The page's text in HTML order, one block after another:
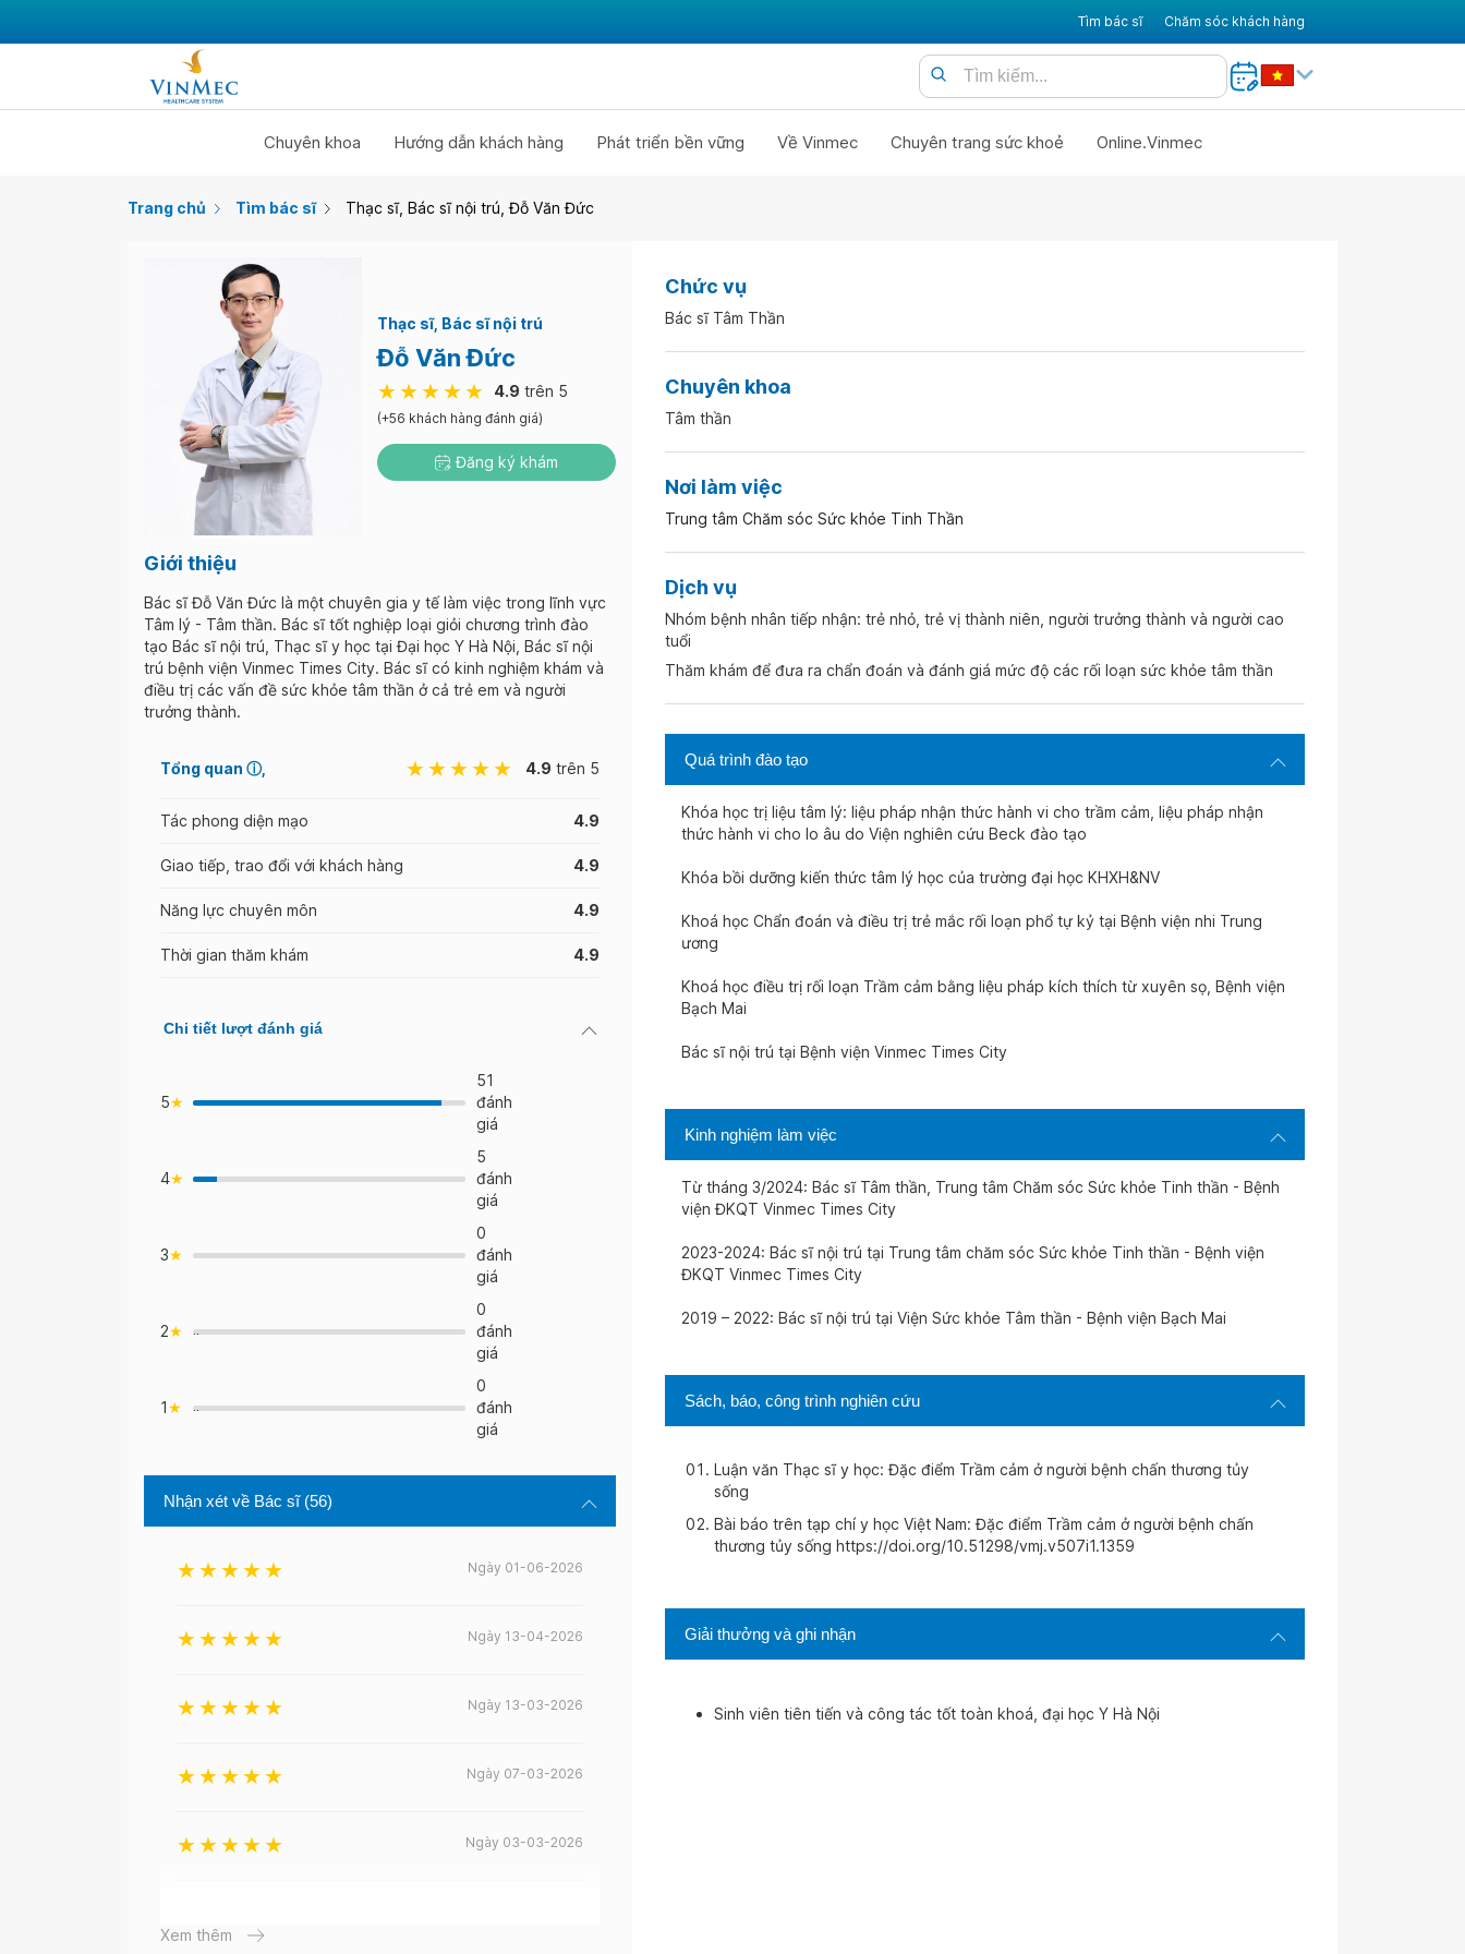
Tìm bác sĩ Chăm sóc khách hàng
Chuyên khoa Hướng dẫn khách hàng Phát triển bền vững Về Vinmec Chuyên trang sức khoẻ Online.Vinmec
Trang chủ Tìm bác sĩ Thạc sĩ, Bác sĩ nội trú, Đỗ Văn Đức
Thạc sĩ Bác sĩ nội trú
Đỗ Văn Đức
4.9 trên 5
(+56 khách hàng đánh giá)
Đăng ký khám
Giới thiệu
Bác sĩ Đỗ Văn Đức là một chuyên gia y tế làm việc trong lĩnh vực
Tâm lý - Tâm thần. Bác sĩ tốt nghiệp loại giỏi chương trình đào
tạo Bác sĩ nội trú, Thạc sĩ y học tại Đại học Y Hà Nội, Bác sĩ nội
trú bệnh viện Vinmec Times City. Bác sĩ có kinh nghiệm khám và
điều trị các vấn đề sức khỏe tâm thần ở cả trẻ em và người
trưởng thành.
Tổng quan ⓘ 4.9 trên 5
Tác phong diện mạo 4.9
Giao tiếp, trao đổi với khách hàng 4.9
Năng lực chuyên môn 4.9
Thời gian thăm khám 4.9
Chi tiết lượt đánh giá
5
51
đánh
giá
4 >
5
đánh
giá
3 >
0
đánh
giá
2 ">
0
đánh
giá
1 ">
0
đánh
giá
Nhận xét về Bác sĩ (56)
Ngày 01-06-2026
Ngày 13-04-2026
Ngày 13-03-2026
Ngày 07-03-2026
Ngày 03-03-2026
Xem thêm
Chức vụ
Bác sĩ Tâm Thần
Chuyên khoa
Tâm thần
Nơi làm việc
Trung tâm Chăm sóc Sức khỏe Tinh Thần
Dịch vụ
Nhóm bệnh nhân tiếp nhận: trẻ nhỏ, trẻ vị thành niên, người trưởng thành và người cao
tuổi
Thăm khám để đưa ra chẩn đoán và đánh giá mức độ các rối loạn sức khỏe tâm thần
Quá trình đào tạo
Khóa học trị liệu tâm lý: liệu pháp nhận thức hành vi cho trầm cảm, liệu pháp nhận
thức hành vi cho lo âu do Viện nghiên cứu Beck đào tạo
Khóa bồi dưỡng kiến thức tâm lý học của trường đại học KHXH&NV
Khoá học Chẩn đoán và điều trị trẻ mắc rối loạn phổ tự kỷ tại Bệnh viện nhi Trung
ương
Khoá học điều trị rối loạn Trầm cảm bằng liệu pháp kích thích từ xuyên sọ, Bệnh viện
Bạch Mai
Bác sĩ nội trú tại Bệnh viện Vinmec Times City
Kinh nghiệm làm việc
Từ tháng 3/2024: Bác sĩ Tâm thần, Trung tâm Chăm sóc Sức khỏe Tinh thần - Bệnh
viện ĐKQT Vinmec Times City
2023-2024: Bác sĩ nội trú tại Trung tâm chăm sóc Sức khỏe Tinh thần - Bệnh viện
ĐKQT Vinmec Times City
2019 – 2022: Bác sĩ nội trú tại Viện Sức khỏe Tâm thần - Bệnh viện Bạch Mai
Giải thưởng và ghi nhận
Sinh viên tiên tiến và công tác tốt toàn khoá, đại học Y Hà Nội
Sách, báo, công trình nghiên cứu
Luận văn Thạc sĩ y học: Đặc điểm Trầm cảm ở người bệnh chấn thương tủy
sống
Bài báo trên tạp chí y học Việt Nam: Đặc điểm Trầm cảm ở người bệnh chấn
thương tủy sống https://doi.org/10.51298/vmj.v507i1.1359